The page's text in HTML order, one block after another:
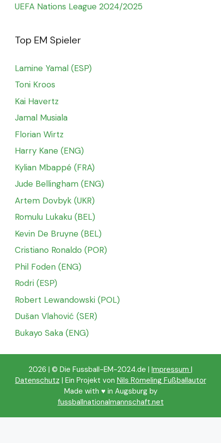
UEFA Nations League 2024/2025
Top EM Spieler
Lamine Yamal (ESP)
Toni Kroos
Kai Havertz
Jamal Musiala
Florian Wirtz
Harry Kane (ENG)
Kylian Mbappé (FRA)
Jude Bellingham (ENG)
Artem Dovbyk (UKR)
Romulu Lukaku (BEL)
Kevin De Bruyne (BEL)
Cristiano Ronaldo (POR)
Phil Foden (ENG)
Rodri (ESP)
Robert Lewandowski (POL)
Dušan Vlahović (SER)
Bukayo Saka (ENG)
2026 | © Die Fussball-EM-2024.de | Impressum |
Datenschutz | Ein Projekt von Nils Römeling Fußballautor
Made with ♥️ in Augsburg by
fussballnationalmannschaft.net